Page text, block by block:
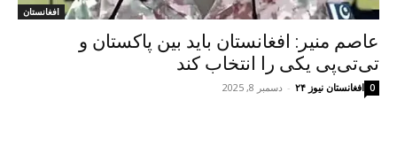
افغانستان
عاصم منیر: افغانستان باید بین پاکستان و
تی‌تی‌پی یکی را انتخاب کند
افغانستان نیوز ۲۴ - دسمبر 8, 2025 0